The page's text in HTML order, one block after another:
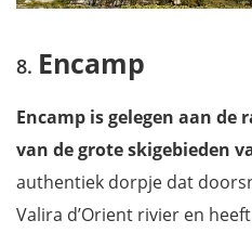
Encamp
Encamp is gelegen aan de
van de grote skigebieden
authentiek dorpje dat
Valira d’Orient rivier en